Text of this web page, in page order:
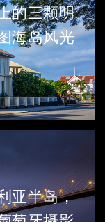
的三颗明
海岛风光
亚半岛，